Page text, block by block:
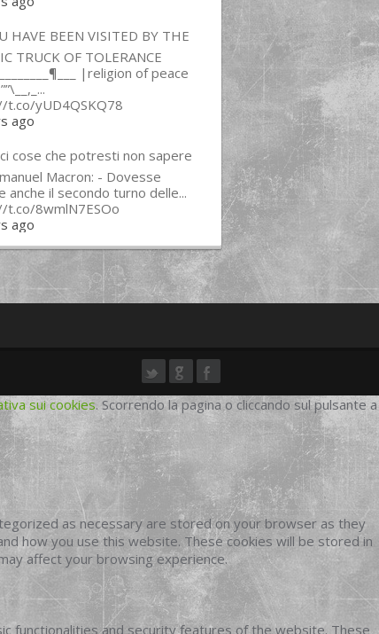
HAVE BEEN VISITED BY THE
TRUCK OF TOLERANCE
|religion of peace
t.co/yUD4QSKQ78
ago
cose che potresti non sapere
Macron: - Dovesse
anche il secondo turno delle...
t.co/8wmlN7ESOo
ago
sui cookies. Scorrendo la pagina o cliccando sul pulsante a
as necessary are stored on your browser as they
how you use this website. These cookies will be stored in
affect your browsing experience.
functionalities and security features of the website. These